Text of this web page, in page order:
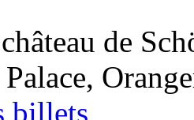
de
billets